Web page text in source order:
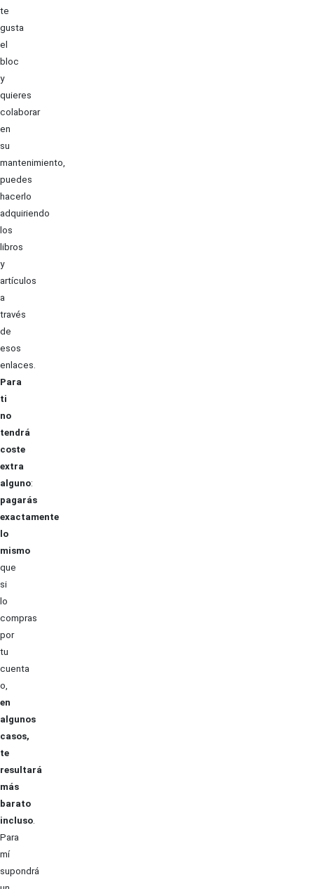
te
gusta
el
bloc
y
quieres
colaborar
en
su
mantenimiento,
puedes
hacerlo
adquiriendo
los
libros
y
artículos
a
través
de
esos
enlaces.
Para
ti
no
tendrá
coste
extra
alguno:
pagarás
exactamente
lo
mismo
que
si
lo
compras
por
tu
cuenta
o,
en
algunos
casos,
te
resultará
más
barato
incluso
Para
mí
supondrá